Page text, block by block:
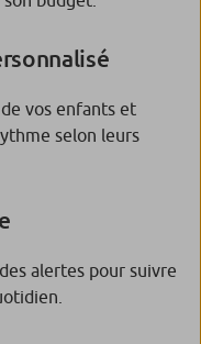
vos enfants et
selon leurs
alertes pour suivre